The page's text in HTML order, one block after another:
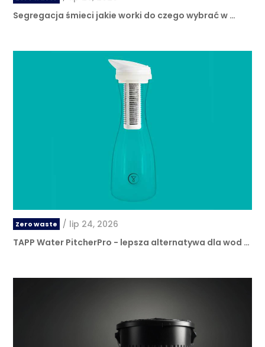
Segregacja śmieci jakie worki do czego wybrać w …
Zero waste / lip 24, 2026
TAPP Water PitcherPro - lepsza alternatywa dla wod …